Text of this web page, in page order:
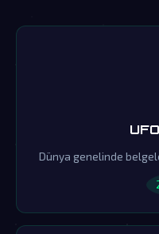
Dünya genelinde